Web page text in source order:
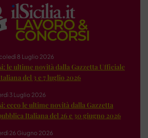
8 Luglio 2026
le ultime novità dalla Gazzetta Ufficiale
del 3 e 7 luglio 2026
3 Luglio 2026
ecco le ultime novità dalla Gazzetta
Italiana del 26 e 30 giugno 2026
26 Giugno 2026